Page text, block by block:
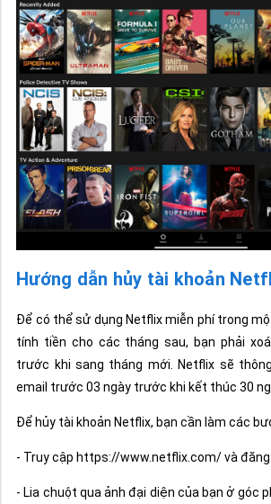
Hướng dẫn hủy tài khoản
Để có thể sử dụng Netflix miễn phí trong
tính tiền cho các tháng sau, bạn phải
trước khi sang tháng mới. Netflix sẽ
email trước 03 ngày trước khi kết thúc 30
Để hủy tài khoản Netflix, bạn cần làm các
- Truy cập https://www.netflix.com/ và đăng
- Lia chuột qua ảnh đại diện của bạn ở góc